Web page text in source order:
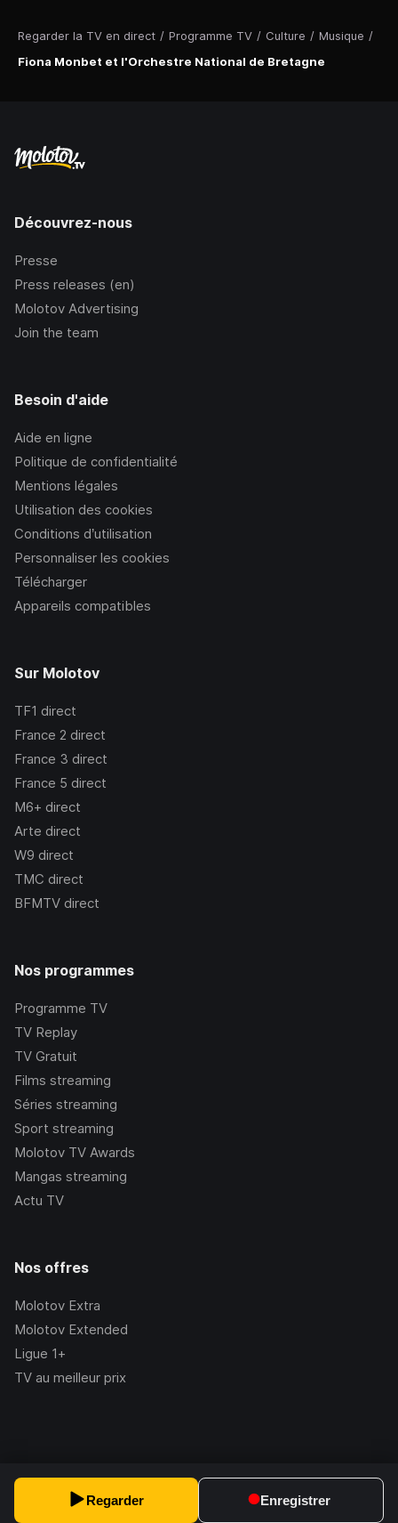
Regarder la TV en direct / Programme TV / Culture / Musique /
Fiona Monbet et l'Orchestre National de Bretagne
Regarder Enregistrer
Découvrez-nous
Presse
Press releases (en)
Molotov Advertising
Join the team
Besoin d'aide
Aide en ligne
Politique de confidentialité
Mentions légales
Utilisation des cookies
Conditions d’utilisation
Personnaliser les cookies
Télécharger
Appareils compatibles
Sur Molotov
TF1 direct
France 2 direct
France 3 direct
France 5 direct
M6+ direct
Arte direct
W9 direct
TMC direct
BFMTV direct
Nos programmes
Programme TV
TV Replay
TV Gratuit
Films streaming
Séries streaming
Sport streaming
Molotov TV Awards
Mangas streaming
Actu TV
Nos offres
Molotov Extra
Molotov Extended
Ligue 1+
TV au meilleur prix
2.228.1